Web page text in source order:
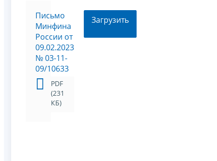
Письмо
Минфина
России от
09.02.2023
№ 03-11-
09/10633
PDF
(231
КБ)
Загрузить